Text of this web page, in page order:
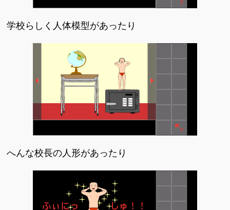
学校らしく人体模型があったり
へんな校長の人形があったり